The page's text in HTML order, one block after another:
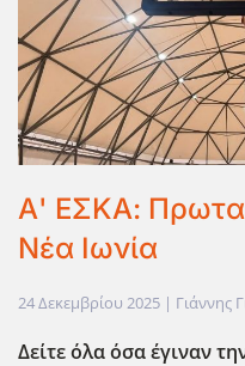
Α' ΕΣΚΑ:
Νέα Ιωνία
24 Δεκεμβρίου 2025 | Γιάννης
Δείτε όλα όσα έγιναν